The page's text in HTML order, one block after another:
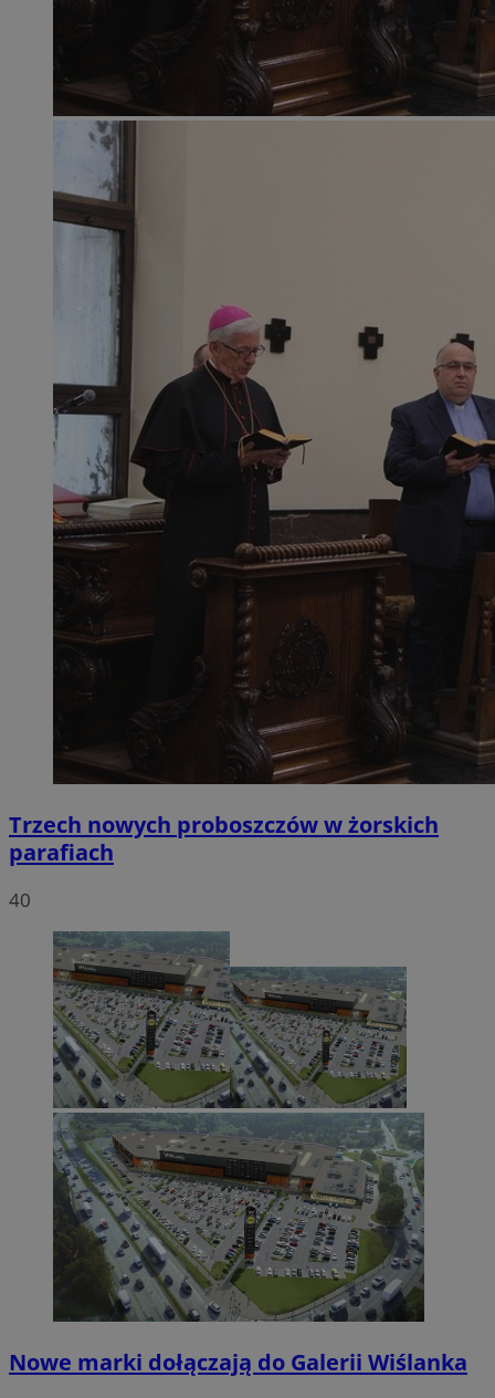
Trzech nowych proboszczów w żorskich
parafiach
40
Nowe marki dołączają do Galerii Wiślanka